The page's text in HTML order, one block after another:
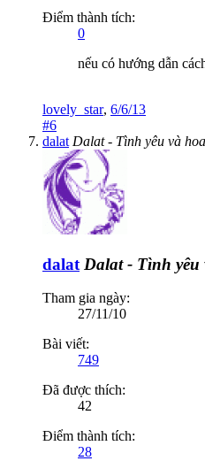
Điểm thành tích:
0
nếu có hướng dẫn
lovely_star, 6/6/13
#6
dalat Dalat - Tình yêu và hoa
dalat Dalat - Tình yêu
Tham gia ngày:
27/11/10
Bài viết:
749
Đã được thích:
42
Điểm thành tích:
28